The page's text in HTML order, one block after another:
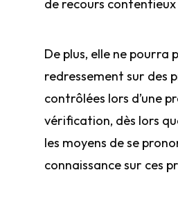
de recours
De plus, elle ne pourra
redressement sur des
contrôlées lors d’une
vérification, dès lors
les moyens de se
connaissance sur ces